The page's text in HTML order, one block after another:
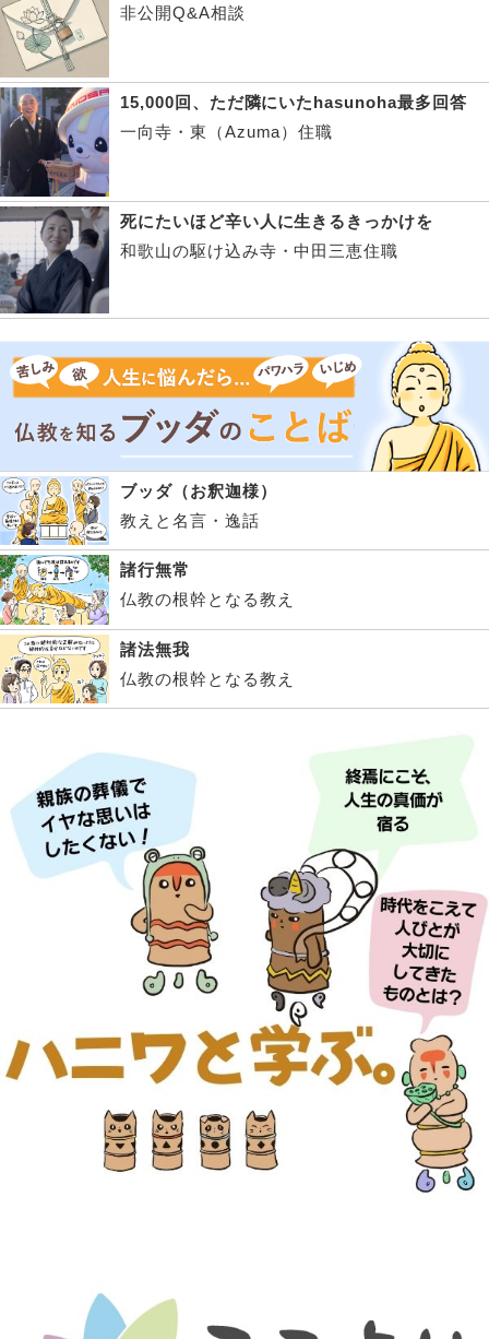
非公開Q&A相談
15,000回、ただ隣にいたhasunoha最多回答
一向寺・東（Azuma）住職
死にたいほど辛い人に生きるきっかけを
和歌山の駆け込み寺・中田三恵住職
ブッダ（お釈迦様）
教えと名言・逸話
諸行無常
仏教の根幹となる教え
諸法無我
仏教の根幹となる教え